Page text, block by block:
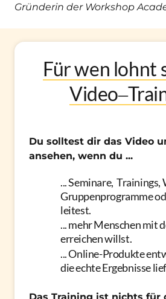
Gründerin der Workshop
Für wen lohnt
Video‒
Du solltest dir das Video
ansehen, wenn du ...
... Seminare,
Gruppenprogramme
leitest.
... mehr Menschen mit
erreichen willst.
... Online-Produkte
die echte Ergebnisse